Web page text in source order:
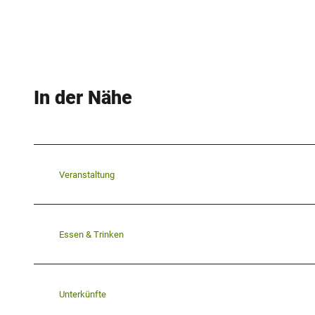
In der Nähe
Veranstaltung
Essen & Trinken
Unterkünfte